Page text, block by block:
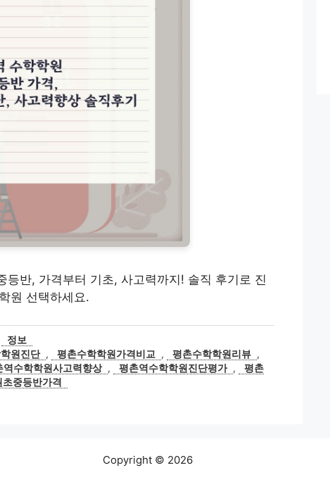
반, 가격부터 기초, 사고력까지! 솔직 후기로 진
원 선택하세요.
카
테
고
리
정보
원진단 , 평촌수학학원가격비교 , 평촌수학학원리뷰 ,
역수학학원사고력향상 , 평촌역수학학원진단평가 ,
평촌
중등반가격
Copyright © 2026